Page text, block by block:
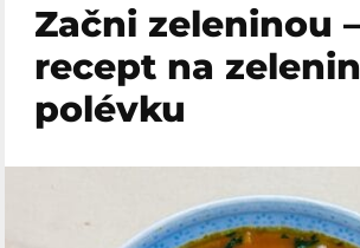
Začni zeleninou
recept na
polévku